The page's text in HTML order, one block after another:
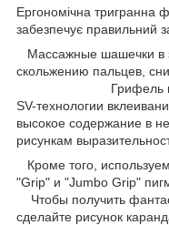
Ергономічна тригранна
забезпечує правильний
Массажные шашечки в
скольжению пальцев,
Грифель
SV-технологии
высокое содержание в
рисункам
Кроме того,
"Grip" и "Jumbo Grip"
Чтобы получить
сделайте рисунок